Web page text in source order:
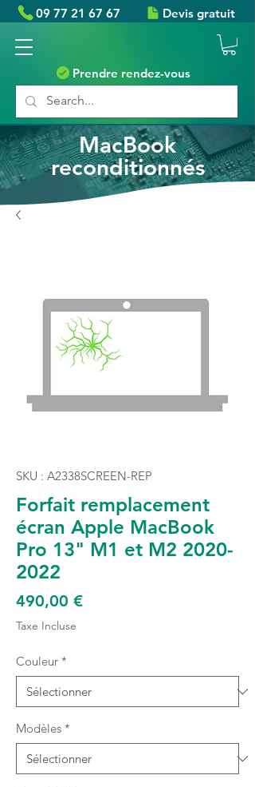
09 77 21 67 67 Devis gratuit
Prendre rendez-vous
MacBook
reconditionnés
SKU : A2338SCREEN-REP
Forfait remplacement
écran Apple MacBook
Pro 13" M1 et M2 2020-
2022
490,00 €Prix
Taxe Incluse
Couleur *
Modèles *